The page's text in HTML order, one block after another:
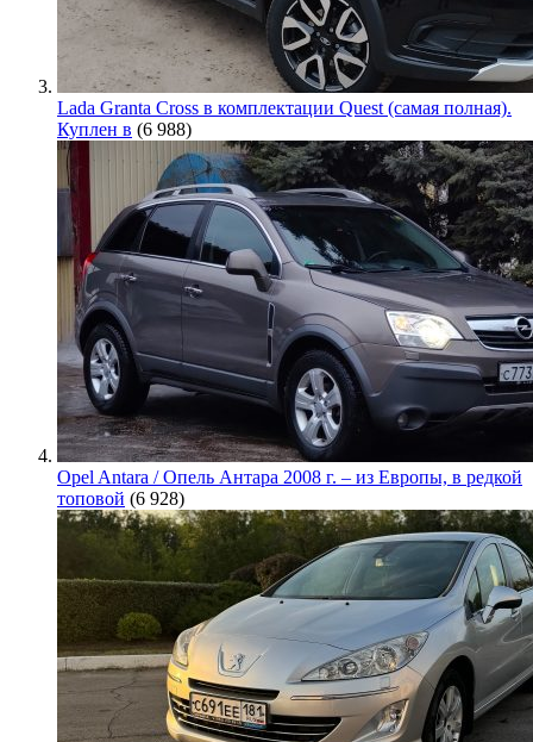
Lada Granta Cross в комплектации Quest (самая полная).
Куплен в (6 988)
Opel Antara / Опель Антара 2008 г. – из Европы, в редкой
топовой (6 928)